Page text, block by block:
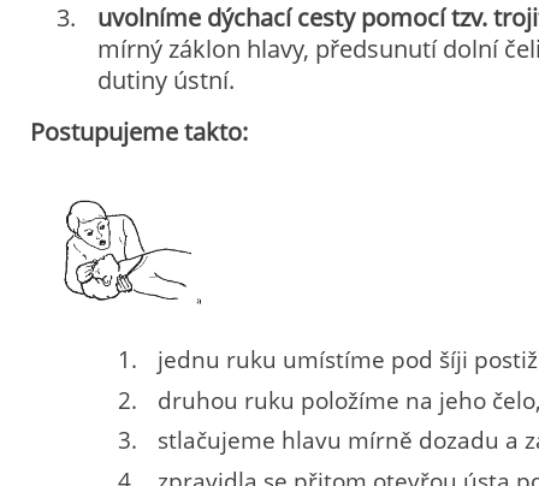
uvolníme dýchací cesty pomocí tzv.
mírný záklon hlavy, předsunutí dolní
dutiny ústní.
Postupujeme takto:
jednu ruku umístíme pod šíji
druhou ruku položíme na jeho
stlačujeme hlavu mírně dozadu a